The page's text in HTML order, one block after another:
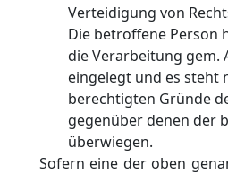
Verteidigung von
Die betroffene Person
die Verarbeitung gem.
eingelegt und es steht
berechtigten Gründe
gegenüber denen der
überwiegen.
Sofern eine der oben